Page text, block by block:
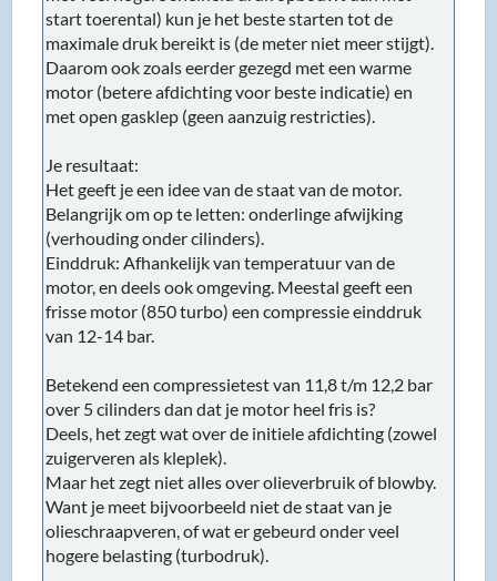
start toerental) kun je het beste starten tot de
maximale druk bereikt is (de meter niet meer stijgt).
Daarom ook zoals eerder gezegd met een warme
motor (betere afdichting voor beste indicatie) en
met open gasklep (geen aanzuig restricties).
Je resultaat:
Het geeft je een idee van de staat van de motor.
Belangrijk om op te letten: onderlinge afwijking
(verhouding onder cilinders).
Einddruk: Afhankelijk van temperatuur van de
motor, en deels ook omgeving. Meestal geeft een
frisse motor (850 turbo) een compressie einddruk
van 12-14 bar.
Betekend een compressietest van 11,8 t/m 12,2 bar
over 5 cilinders dan dat je motor heel fris is?
Deels, het zegt wat over de initiele afdichting (zowel
zuigerveren als kleplek).
Maar het zegt niet alles over olieverbruik of blowby.
Want je meet bijvoorbeeld niet de staat van je
olieschraapveren, of wat er gebeurd onder veel
hogere belasting (turbodruk).